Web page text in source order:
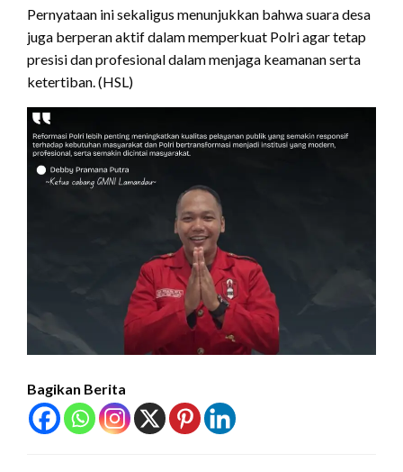
Pernyataan ini sekaligus menunjukkan bahwa suara desa
juga berperan aktif dalam memperkuat Polri agar tetap
presisi dan profesional dalam menjaga keamanan serta
ketertiban. (HSL)
Bagikan Berita